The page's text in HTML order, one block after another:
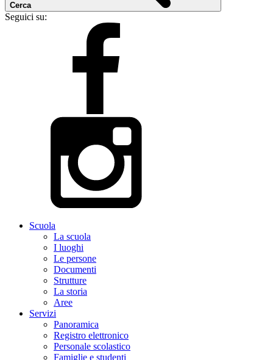
Cerca
Seguici su:
Scuola
La scuola
I luoghi
Le persone
Documenti
Strutture
La storia
Aree
Servizi
Panoramica
Registro elettronico
Personale scolastico
Famiglie e studenti